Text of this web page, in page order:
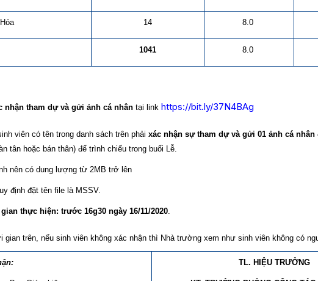
14 8.0
1041 8.0
nhận tham dự và gửi ảnh cá nhân tại link https://bit.ly/37N4BAg
viên có tên trong danh sách trên phải xác nhận sự tham dự và gửi 01 ảnh cá nhân
tân hoặc bán thân) để trình chiếu trong buổi Lễ.
nên có dung lượng từ 2MB trở lên
định đặt tên file là MSSV.
thực hiện: trước 16g30 ngày 16/11/2020
gian trên, nếu sinh viên không xác nhận thì Nhà trường xem như sinh viên không có
TL. HIỆU TRƯỞNG